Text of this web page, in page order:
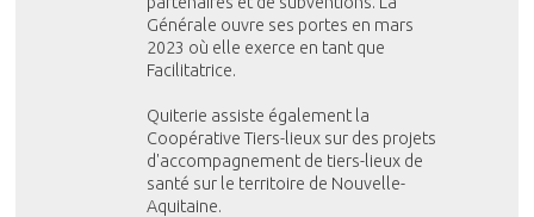
Générale ouvre ses portes en mars
2023 où elle exerce en tant que
Facilitatrice.
Quiterie assiste également la
Coopérative Tiers-lieux sur des projets
d'accompagnement de tiers-lieux de
santé sur le territoire de Nouvelle-
Aquitaine.